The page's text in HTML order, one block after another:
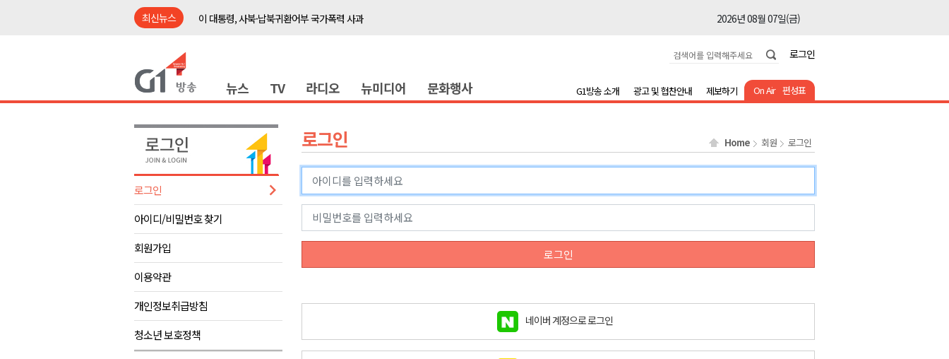
최신뉴스
이 대통령, 사북·납북귀환어부 국가폭력 사과
2026년 08월 07일(금)
2026년 08월 07일(금)
이광재 국회 예결위원장, 강릉시 초청 특별 강연
2026년 08월 07일(금)
육동한 시장, 국제스케이트장 춘천 유치 건의
영월군, 국·도비 확보 보고회 개최
2026년 08월 07일(금)
삼척 공공산후조리원 이전 시급
강원자치도교육청 교감급 이상 387명 인사
2026년 08월 07일(금)
도-시군 첫 간담회..우상호 "하나된 공동체"
이 대통령, 사북·납북귀환어부 국가폭력 사과
2026년 08월 07일(금)
여름축제 더위와 전쟁..물놀이 접목
2026년 08월 07일(금)
강원도, 최휘영 문체부장관과 정책간담회
이광재 국회 예결위원장, 강릉시 초청 특별 강연
검찰청 폐지..해결 과제 산적
로그인
뉴스 TV 라디오 뉴미디어 문화행사 On Air 편성표
G1방송 소개 광고 및 협찬안내 제보하기
로그인
아이디/비밀번호 찾기
회원가입
이용약관
개인정보취급방침
청소년 보호정책
로그인 Home 회원 로그인
로그인
네이버 계정으로 로그인